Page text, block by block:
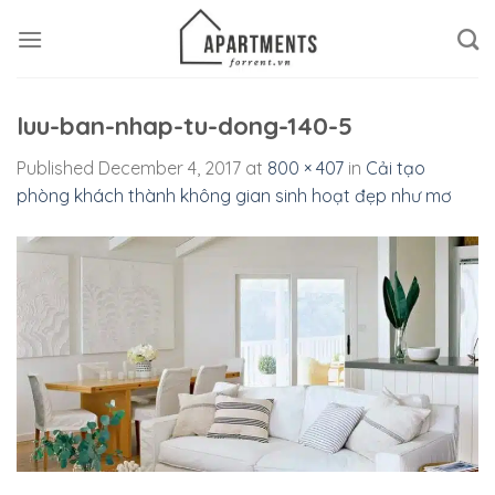
luu-ban-nhap-tu-dong-140-5
Published December 4, 2017 at 800 × 407 in Cải tạo
phòng khách thành không gian sinh hoạt đẹp như mơ